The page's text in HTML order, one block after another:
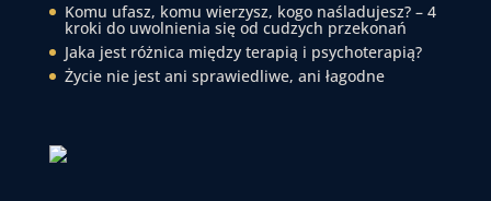
Komu ufasz, komu wierzysz, kogo naśladujesz? – 4
kroki do uwolnienia się od cudzych przekonań
Jaka jest różnica między terapią i psychoterapią?
Życie nie jest ani sprawiedliwe, ani łagodne